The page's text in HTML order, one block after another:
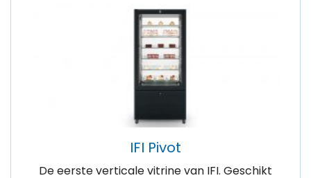
IFI Pivot
De eerste verticale vitrine van IFI. Geschikt